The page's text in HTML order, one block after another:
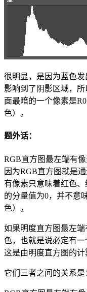
很明显，是因为蓝色
影响到了阴影区域，
面最暗的一个像素是
色）。
题外话：
RGB直方图最左端有
因为RGB直方图就是
有像素只意味着红色
的分量值为0，并不意
色）。
如果明度直方图最左
色，也就是说必定有一
这是由明度直方图的计
它们三者之间的关系是